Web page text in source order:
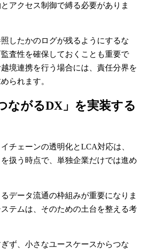
アクセス制御で縛る必要がありま
したかのログが残るようにするな
査性を確保しておくことも重要で
境連携を行う場合には、責任分界を
られます。
ながるDX」を実装する
チェーンの透明化とLCA対応は、
扱う時点で、単独企業だけでは進め
データ流通の枠組みが重要になりま
テムは、そのための土台を整える考
ず、小さなユースケースからつな